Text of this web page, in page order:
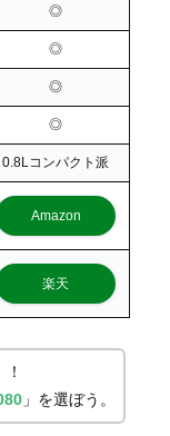
◎
◎
◎
◎
0.8Lコンパクト派
Amazon
楽天
！
」を選ぼう。